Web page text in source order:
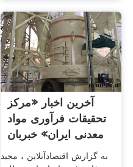
آخرین اخبار «مرکز
تحقیقات فرآوری مواد
معدنی ایران» خبربان
به گزارش اقتصادآنلاین ، مجید